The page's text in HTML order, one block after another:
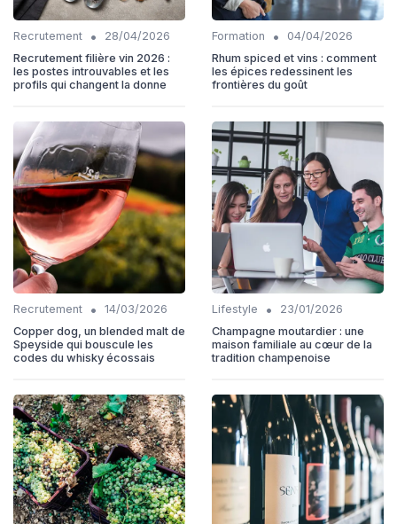
Recrutement •
28/04/2026
Recrutement filière vin 2026 :
les postes introuvables et les
profils qui changent la donne
Formation •
04/04/2026
Rhum spiced et vins : comment
les épices redessinent les
frontières du goût
Recrutement •
14/03/2026
Copper dog, un blended malt de
Speyside qui bouscule les
codes du whisky écossais
Lifestyle •
23/01/2026
Champagne moutardier : une
maison familiale au cœur de la
tradition champenoise